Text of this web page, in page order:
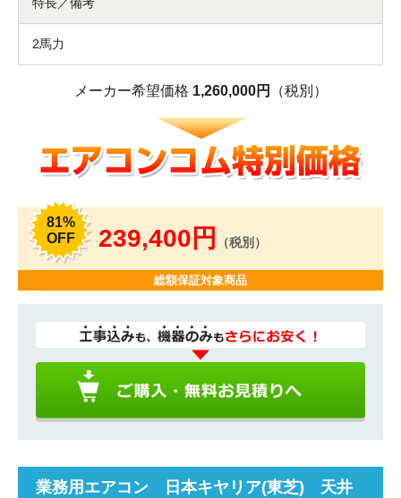
2馬力
メーカー希望価格 1,260,000円 （税別）
81%
OFF
239,400円 （税別）
総額保証対象商品
業務用エアコン 日本キヤリア(東芝) 天井